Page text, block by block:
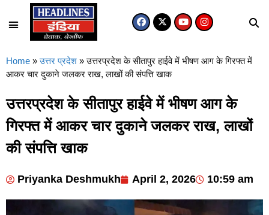
Home » उत्तर प्रदेश »उत्तरप्रदेश के सीतापुर हाईवे में भीषण आग के गिरफ्त में
आकर चार दुकाने जलकर राख, लाखों की संपत्ति खाक
उत्तरप्रदेश के सीतापुर हाईवे में भीषण आग के
गिरफ्त में आकर चार दुकाने जलकर राख, लाखों
की संपत्ति खाक
Priyanka Deshmukh April 2, 2026 10:59 am